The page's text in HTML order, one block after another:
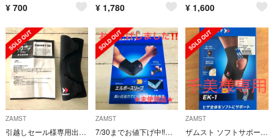
¥ 700 ¥ 1,780 ¥ 1,600
ZAMST
引越しセール様専用出品✨肘サポーターSsize★ザムスト★
ZAMST
7/30までお値下げ中‼️送料込✨未使用品★肘サポーターL size★ザムスト★
ZAMST
ザムスト ソフトサポート EK-1 （ヒザ用） 左右兼用 L 1個入